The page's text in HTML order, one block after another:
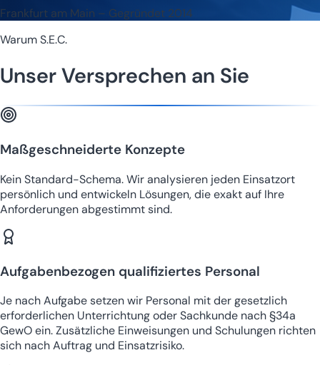
Frankfurt am Main – Gegründet 2014
Warum S.E.C.
Unser Versprechen an Sie
Maßgeschneiderte Konzepte
Kein Standard-Schema. Wir analysieren jeden Einsatzort
persönlich und entwickeln Lösungen, die exakt auf Ihre
Anforderungen abgestimmt sind.
Aufgabenbezogen qualifiziertes Personal
Je nach Aufgabe setzen wir Personal mit der gesetzlich
erforderlichen Unterrichtung oder Sachkunde nach §34a
GewO ein. Zusätzliche Einweisungen und Schulungen richten
sich nach Auftrag und Einsatzrisiko.